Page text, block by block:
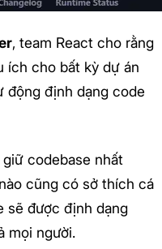
, team React cho rằng
ích cho bất kỳ dự án
động định dạng code
codebase nhất
cũng có sở thích cá
sẽ được định dạng
mọi người.